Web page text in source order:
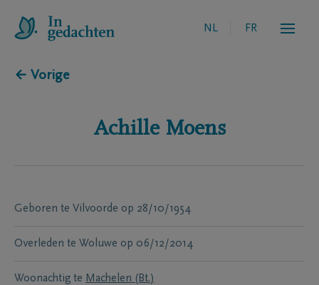
NL FR
← Vorige
Achille Moens
Geboren te Vilvoorde op 28/10/1954
Overleden te Woluwe op 06/12/2014
Woonachtig te Machelen (Bt.)